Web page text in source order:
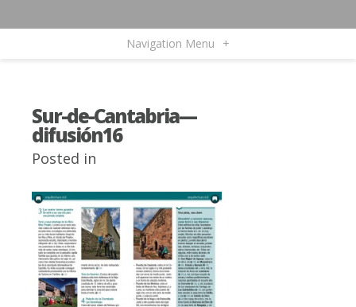
Navigation Menu +
Sur-de-Cantabria—
difusión16
Posted in